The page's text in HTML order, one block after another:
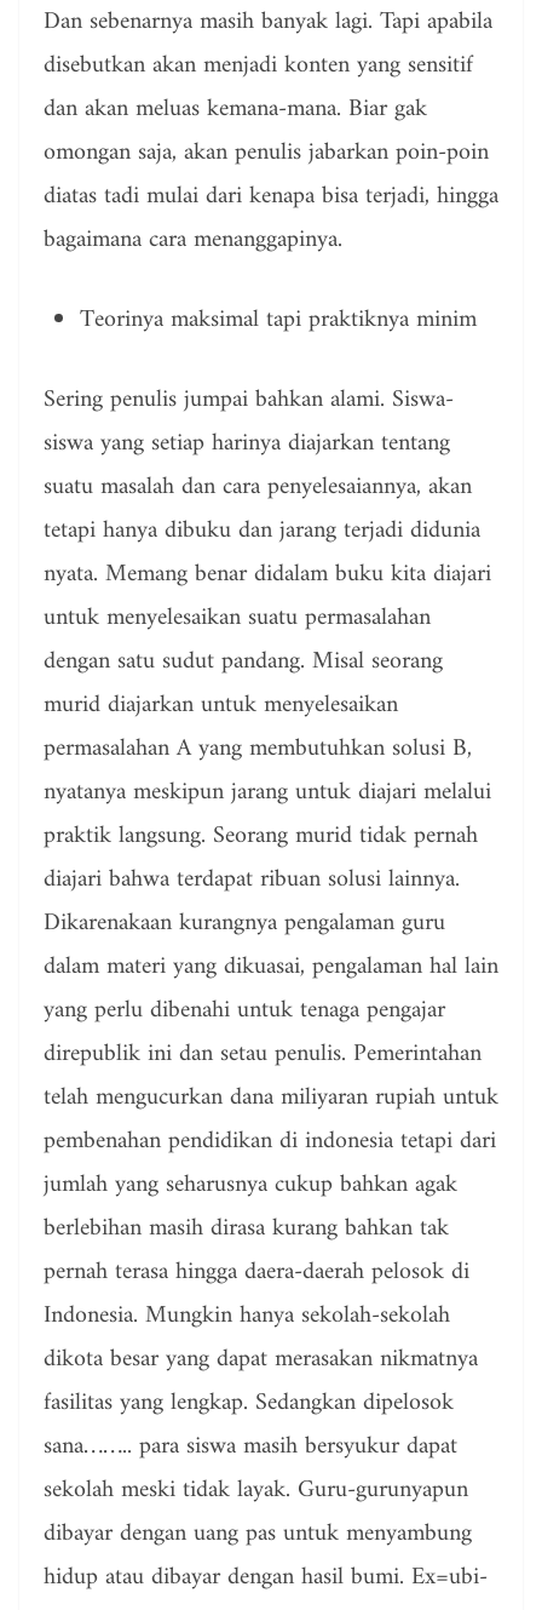
Dan sebenarnya masih banyak lagi. Tapi apabila
disebutkan akan menjadi konten yang sensitif
dan akan meluas kemana-mana. Biar gak
omongan saja, akan penulis jabarkan poin-poin
diatas tadi mulai dari kenapa bisa terjadi, hingga
bagaimana cara menanggapinya.
Teorinya maksimal tapi praktiknya minim
Sering penulis jumpai bahkan alami. Siswa-
siswa yang setiap harinya diajarkan tentang
suatu masalah dan cara penyelesaiannya, akan
tetapi hanya dibuku dan jarang terjadi didunia
nyata. Memang benar didalam buku kita diajari
untuk menyelesaikan suatu permasalahan
dengan satu sudut pandang. Misal seorang
murid diajarkan untuk menyelesaikan
permasalahan A yang membutuhkan solusi B,
nyatanya meskipun jarang untuk diajari melalui
praktik langsung. Seorang murid tidak pernah
diajari bahwa terdapat ribuan solusi lainnya.
Dikarenakaan kurangnya pengalaman guru
dalam materi yang dikuasai, pengalaman hal lain
yang perlu dibenahi untuk tenaga pengajar
direpublik ini dan setau penulis. Pemerintahan
telah mengucurkan dana miliyaran rupiah untuk
pembenahan pendidikan di indonesia tetapi dari
jumlah yang seharusnya cukup bahkan agak
berlebihan masih dirasa kurang bahkan tak
pernah terasa hingga daera-daerah pelosok di
Indonesia. Mungkin hanya sekolah-sekolah
dikota besar yang dapat merasakan nikmatnya
fasilitas yang lengkap. Sedangkan dipelosok
sana…….. para siswa masih bersyukur dapat
sekolah meski tidak layak. Guru-gurunyapun
dibayar dengan uang pas untuk menyambung
hidup atau dibayar dengan hasil bumi. Ex=ubi-